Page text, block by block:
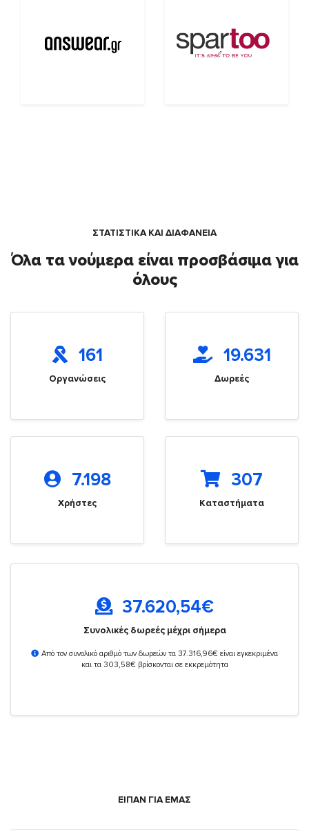
ΣΤΑΤΙΣΤΙΚΑ ΚΑΙ ΔΙΑΦΑΝΕΙΑ
Όλα τα νούμερα είναι προσβάσιμα για
όλους
161
Οργανώσεις
19.631
Δωρεές
7.198
Χρήστες
307
Καταστήματα
37.620,54€
Συνολικές δωρεές μέχρι σήμερα
Από τον συνολικό αριθμό των δωρεών τα 37.316,96€ είναι εγκεκριμένα
και τα 303,58€ βρίσκονται σε εκκρεμότητα
ΕΙΠΑΝ ΓΙΑ ΕΜΑΣ